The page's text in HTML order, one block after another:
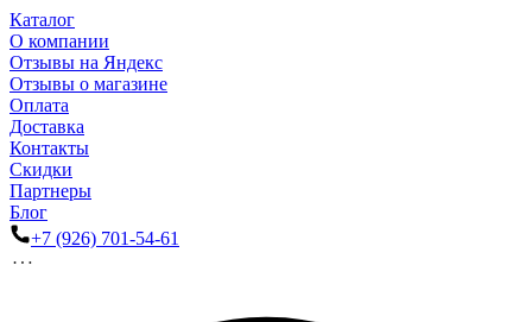
Каталог
О компании
Отзывы на Яндекс
Отзывы о магазине
Оплата
Доставка
Контакты
Скидки
Партнеры
Блог
+7 (926) 701-54-61